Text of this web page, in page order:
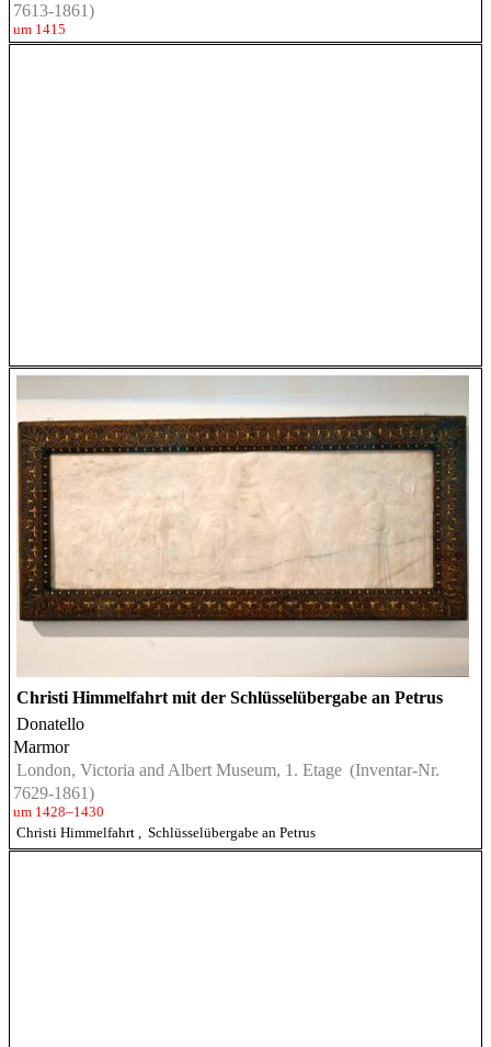
7613-1861)
um 1415
Christi Himmelfahrt mit der Schlüsselübergabe an Petrus
Donatello
Marmor
London, Victoria and Albert Museum, 1. Etage (Inventar-Nr.
7629-1861)
um 1428–1430
Christi Himmelfahrt , Schlüsselübergabe an Petrus